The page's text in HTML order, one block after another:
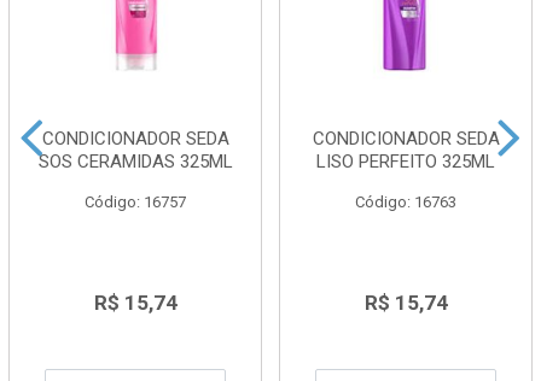
CONDICIONADOR SEDA
SOS CERAMIDAS 325ML
Código: 16757
R$ 15,74
CONDICIONADOR SEDA
LISO PERFEITO 325ML
Código: 16763
R$ 15,74